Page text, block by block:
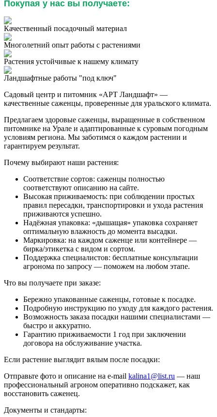
Покупая у нас вы получаете:
Качественный посадочный материал
Многолетний опыт работы с растениями
Растения устойчивые к нашему климату
Ландшафтные работы "под ключ"
Садовый центр и питомник «АРТ Ландшафт» —
качественные саженцы, проверенные для уральского климата.
Предлагаем здоровые саженцы, выращенные в собственном
питомнике на Урале и адаптированные к суровым погодным
условиям региона. Мы заботимся о каждом растении и
гарантируем результат.
Почему выбирают наши растения:
Соответствие сортов: саженцы полностью
соответствуют описанию на сайте.
Высокая приживаемость: при соблюдении простых
правил пересадки, транспортировки и ухода растения
приживаются успешно.
Надёжная упаковка: «дышащая» упаковка сохраняет
оптимальную влажность до момента высадки.
Маркировка: на каждом саженце или контейнере —
бирка/этикетка с видом и сортом.
Поддержка специалистов: бесплатные консультации
агронома по запросу — поможем на любом этапе.
Что вы получаете при заказе:
Бережно упакованные саженцы, готовые к посадке.
Подробную инструкцию по уходу для каждого растения.
Возможность заказа посадки нашими специалистами —
быстро и аккуратно.
Гарантию приживаемости 1 год при заключении
договора на обслуживание участка.
Если растение выглядит вялым после посадки:
Отправьте фото и описание на e-mail kalina1@list.ru — наш
профессиональный агроном оперативно подскажет, как
восстановить саженец.
Документы и стандарты: